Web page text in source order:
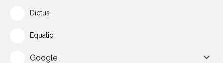
Dictus
Equatio
Google